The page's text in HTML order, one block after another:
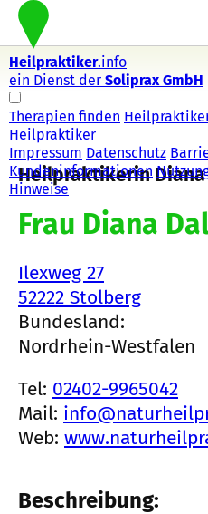
Heilpraktiker.info
ein Dienst der Soliprax GmbH
Therapien finden
Heilpraktiker
Impressum Datenschutz
Kundeninformationen
Hinweise
Heilpraktikerin
Frau Diana
Ilexweg 27
52222 Stolberg
Bundesland:
Nordrhein-Westfalen
Tel: 02402-9965042
Mail:
Web:
Beschreibung: